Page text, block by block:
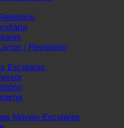
/ Revisteiro
Escolares
Móveis Escolares